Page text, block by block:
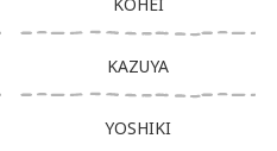
KOHEI
KAZUYA
YOSHIKI